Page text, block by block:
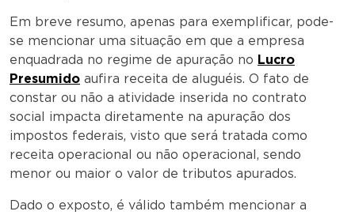
Em breve resumo, apenas para exemplificar, pode-
se mencionar uma situação em que a empresa
enquadrada no regime de apuração no Lucro
Presumido aufira receita de aluguéis. O fato de
constar ou não a atividade inserida no contrato
social impacta diretamente na apuração dos
impostos federais, visto que será tratada como
receita operacional ou não operacional, sendo
menor ou maior o valor de tributos apurados.
Dado o exposto, é válido também mencionar a